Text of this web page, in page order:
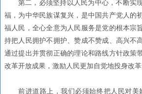
第二，必须坚持以人民为中心，不断实
福，为中华民族谋复兴，是中国共产党人的
福人民，全心全意为人民服务是党的根本宗
持把人民拥护不拥护、赞成不赞成、高兴不
通过提出并贯彻正确的理论和路线方针政策
改革开放成果，激励人民更加自觉地投身改
前进道路上，我们必须始终把人民对